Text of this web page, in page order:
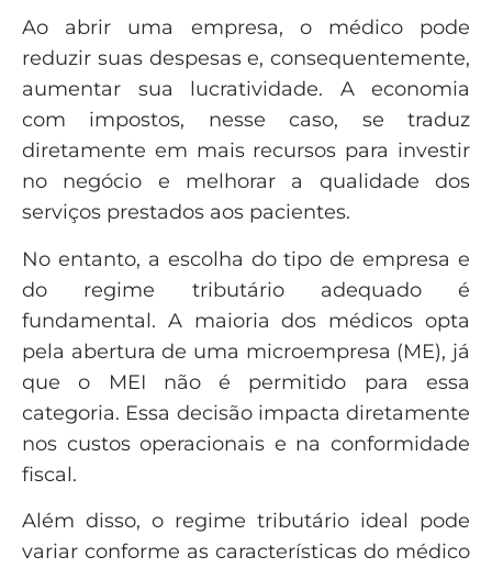
Ao abrir uma empresa, o médico pode
reduzir suas despesas e, consequentemente,
aumentar sua lucratividade. A economia
com impostos, nesse caso, se traduz
diretamente em mais recursos para investir
no negócio e melhorar a qualidade dos
serviços prestados aos pacientes.
No entanto, a escolha do tipo de empresa e
do regime tributário adequado é
fundamental. A maioria dos médicos opta
pela abertura de uma microempresa (ME), já
que o MEI não é permitido para essa
categoria. Essa decisão impacta diretamente
nos custos operacionais e na conformidade
fiscal.
Além disso, o regime tributário ideal pode
variar conforme as características do médico